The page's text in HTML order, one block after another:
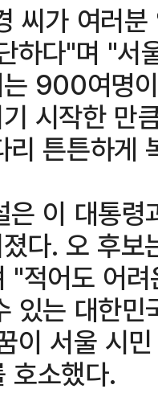
씨가 여러
하다"며 "
900여명
시작한 만
튼튼하게
이 대통
다. 오 후
"적어도 어
있는 대한
이 서울 시
호소했다.